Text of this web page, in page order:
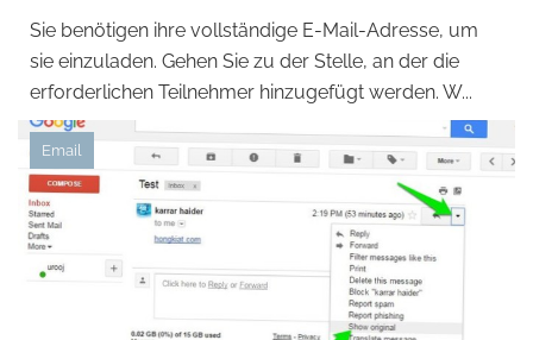
Sie benötigen ihre vollständige E-Mail-Adresse, um
sie einzuladen. Gehen Sie zu der Stelle, an der die
erforderlichen Teilnehmer hinzugefügt werden. W...
Email